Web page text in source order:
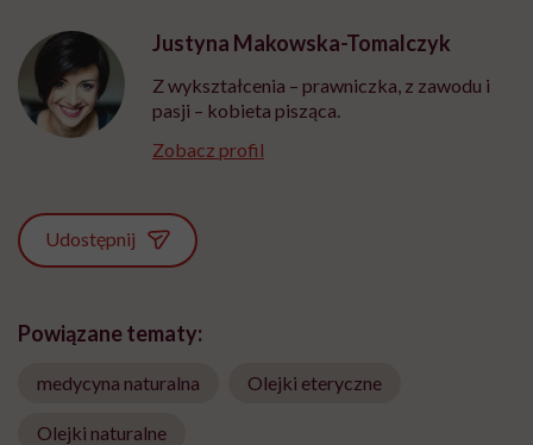
Justyna Makowska-Tomalczyk
Z wykształcenia – prawniczka, z zawodu i
pasji – kobieta pisząca.
Zobacz profil
Udostępnij
Powiązane tematy:
medycyna naturalna Olejki eteryczne
Olejki naturalne